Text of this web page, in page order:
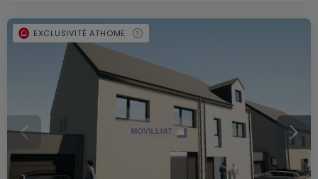
EXCLUSIVITÉ ATHOME